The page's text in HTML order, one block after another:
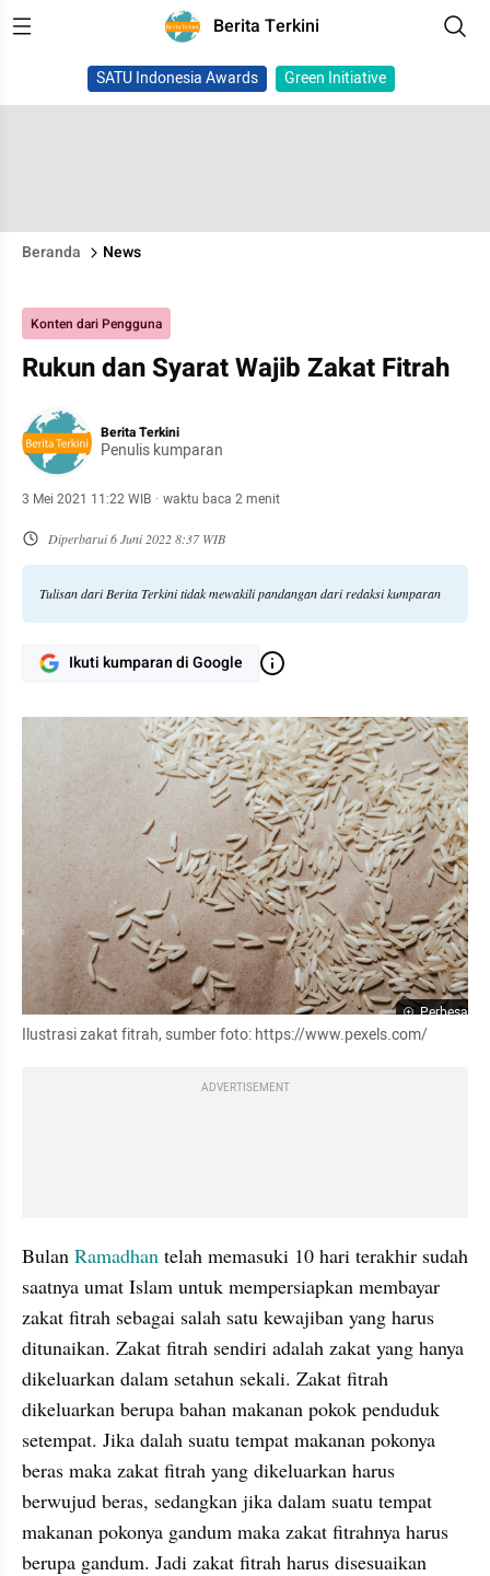
Berita Terkini
SATU Indonesia Awards Green Initiative
Beranda News
Konten dari Pengguna
Rukun dan Syarat Wajib Zakat Fitrah
Berita Terkini
Penulis kumparan
3 Mei 2021 11:22 WIB · waktu baca 2 menit
Diperbarui6 Juni 2022 8:37 WIB
Tulisan dari Berita Terkini tidak mewakili pandangan dari redaksi kumparan
Ikuti kumparan di Google
Perbesar
Ilustrasi zakat fitrah, sumber foto: https://www.pexels.com/
ADVERTISEMENT
Bulan Ramadhan telah memasuki 10 hari terakhir sudah
saatnya umat Islam untuk mempersiapkan membayar
zakat fitrah sebagai salah satu kewajiban yang harus
ditunaikan. Zakat fitrah sendiri adalah zakat yang hanya
dikeluarkan dalam setahun sekali. Zakat fitrah
dikeluarkan berupa bahan makanan pokok penduduk
setempat. Jika dalah suatu tempat makanan pokonya
beras maka zakat fitrah yang dikeluarkan harus
berwujud beras, sedangkan jika dalam suatu tempat
makanan pokonya gandum maka zakat fitrahnya harus
berupa gandum. Jadi zakat fitrah harus disesuaikan